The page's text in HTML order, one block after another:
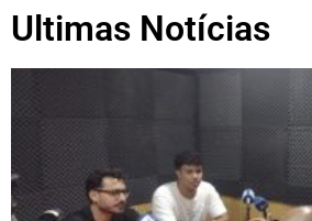
Ultimas Notícias